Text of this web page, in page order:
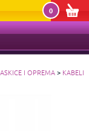
0
I OPREMA> KABELI